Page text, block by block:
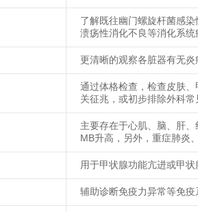
了解既往幽门螺旋杆菌感
溃疡性消化不良等消化系统
更清晰的观察各脏器有无炎
通过体格检查，检查皮肤
关征兆，或初步排除外科常
主要存在于心肌、脑、肝
MB升高，另外，重症肺炎
用于甲状腺功能亢进或甲状
辅助诊断免疫力异常等免疫